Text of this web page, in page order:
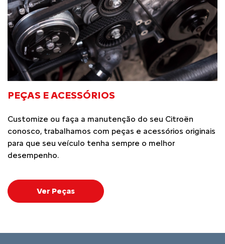
PEÇAS E ACESSÓRIOS
Customize ou faça a manutenção do seu Citroën
conosco, trabalhamos com peças e acessórios originais
para que seu veículo tenha sempre o melhor
desempenho.
Ver Peças